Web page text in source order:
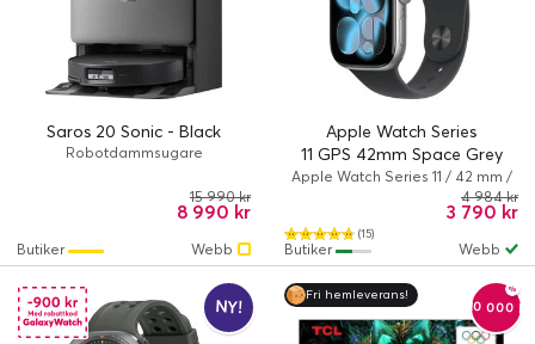
Saros 20 Sonic - Black
Robotdammsugare
8 990 kr
15 990 kr
Webb
Butiker
Apple Watch Series
11 GPS 42mm Space Grey
Aluminium Case med Black
Sport Band - M/L
Apple Watch Series 11 / 42 mm /
Series 11 (GPS) / 100 %
återvunnet aluminium / Svart
(15)
3 790 kr
4 984 kr
Webb
Butiker
NY!
Fri hemleverans!
-10 000 kr